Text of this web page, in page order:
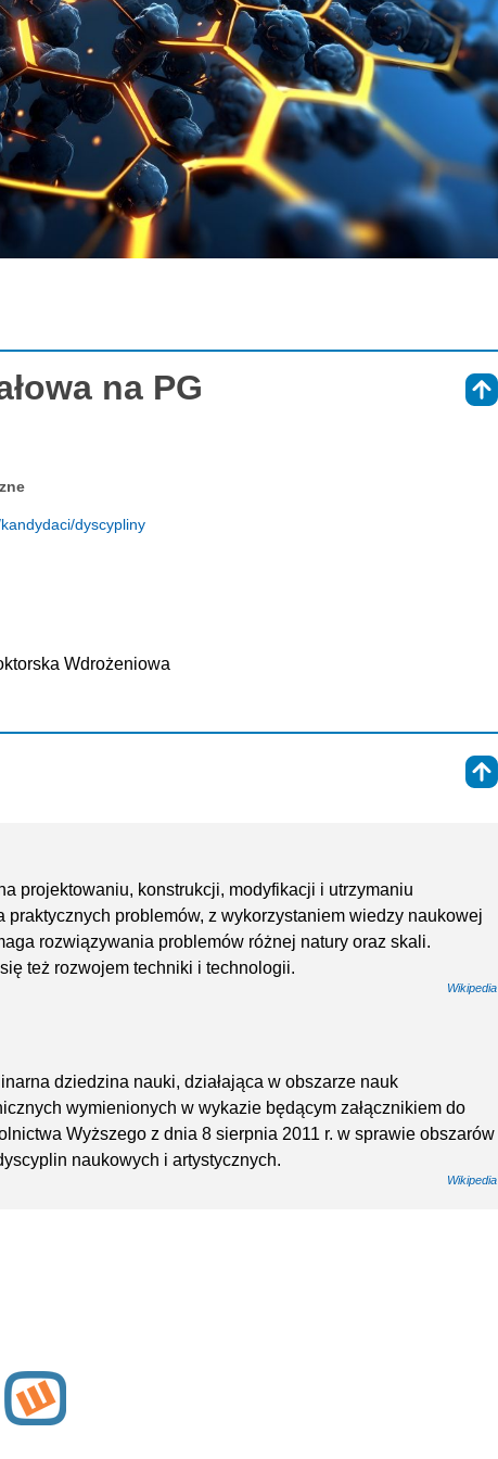
na PG
dyscypliny
Wdrożeniowa
projektowaniu, konstrukcji, modyfikacji i utrzymaniu
problemów, z wykorzystaniem wiedzy naukowej
rozwiązywania problemów różnej natury oraz skali.
też rozwojem techniki i technologii.
Wikipedia
dziedzina nauki, działająca w obszarze nauk
wymienionych w wykazie będącym załącznikiem do
Wyższego z dnia 8 sierpnia 2011 r. w sprawie obszarów
naukowych i artystycznych.
Wikipedia